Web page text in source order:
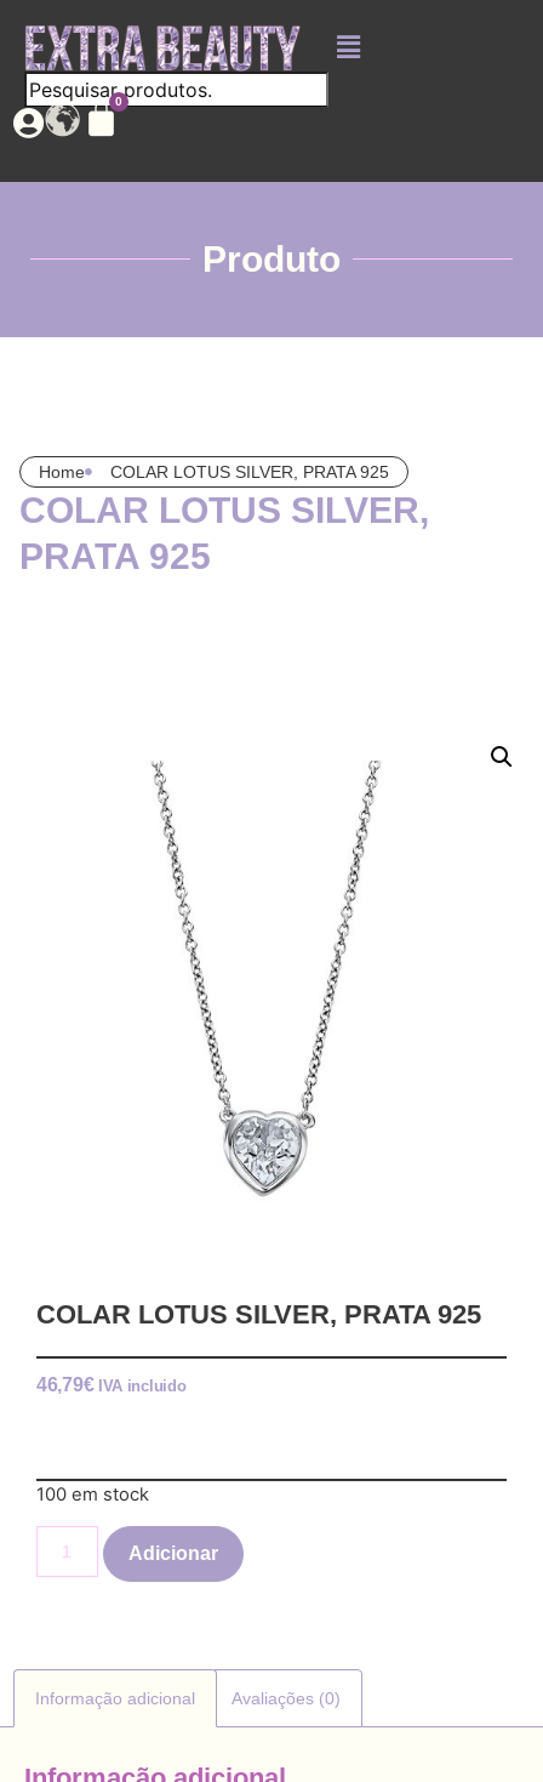
Produto
Home COLAR LOTUS SILVER, PRATA 925
COLAR LOTUS SILVER,
PRATA 925
COLAR LOTUS SILVER, PRATA 925
46,79€ IVA incluido
100 em stock
Adicionar
Informação adicional Avaliações (0)